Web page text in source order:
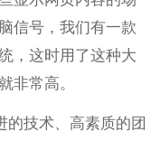
信号，我们有一款
，这时用了这种大
非常高。
的技术、高素质的团